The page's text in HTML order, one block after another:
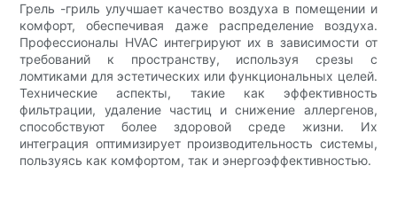
Грель -гриль улучшает качество воздуха в помещении и
комфорт, обеспечивая даже распределение воздуха.
Профессионалы HVAC интегрируют их в зависимости от
требований к пространству, используя срезы с
ломтиками для эстетических или функциональных целей.
Технические аспекты, такие как эффективность
фильтрации, удаление частиц и снижение аллергенов,
способствуют более здоровой среде жизни. Их
интеграция оптимизирует производительность системы,
пользуясь как комфортом, так и энергоэффективностью.